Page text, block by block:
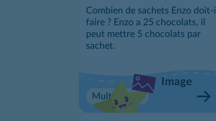
Combien de sachets Enzo doit-il
faire ? Enzo a 25 chocolats, il
peut mettre 5 chocolats par
sachet.
Multiplicatif
Image